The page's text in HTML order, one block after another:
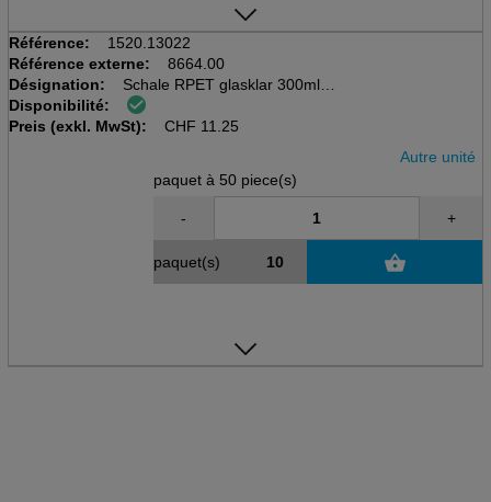
Référence:
1520.13022
Référence externe:
8664.00
Désignation:
Schale RPET glasklar 300ml
Pack à 50 piéces
D. 117 mm H. 50 mm, Tusipack
Disponibilité:
Preis (exkl. MwSt):
CHF 11.25
Autre unité
paquet à 50 piece(s)
- +
paquet(s)